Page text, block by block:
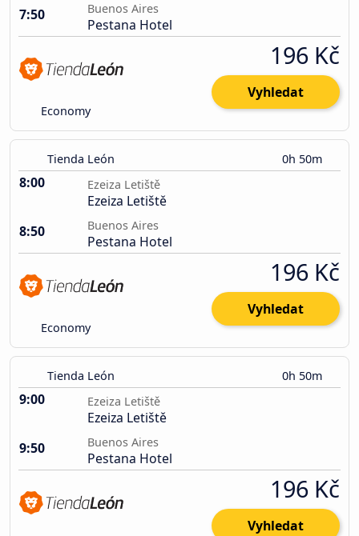
7:50
Buenos Aires
Pestana Hotel
Economy
196 Kč
Vyhledat
Tienda León 0h 50m
8:00 Ezeiza Letiště
Ezeiza Letiště
8:50
Buenos Aires
Pestana Hotel
Economy
196 Kč
Vyhledat
Tienda León 0h 50m
9:00 Ezeiza Letiště
Ezeiza Letiště
9:50
Buenos Aires
Pestana Hotel
196 Kč
Vyhledat